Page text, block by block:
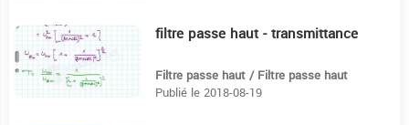
4:28 filtre passe haut - transmittance️️
Filtre passe haut / Filtre passe haut
Publié le 2018-08-19